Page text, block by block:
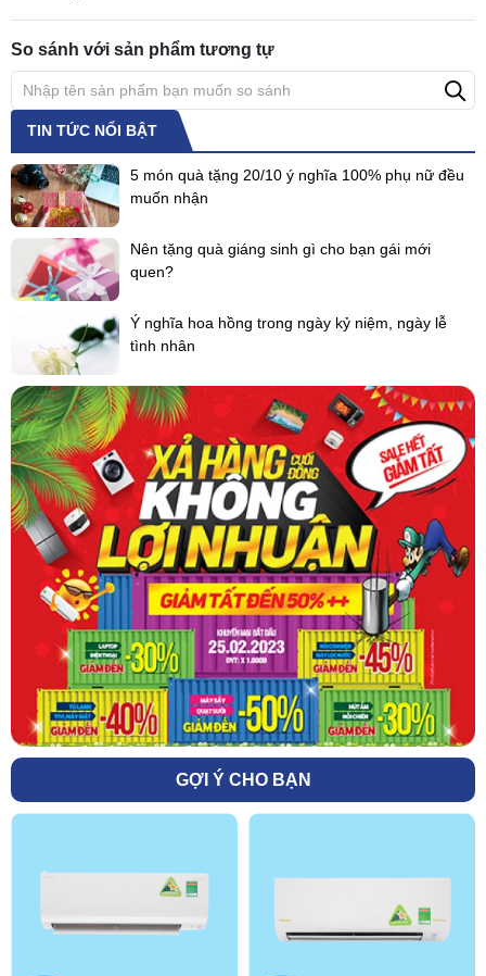
So sánh với sản phẩm tương tự
TIN TỨC NỔI BẬT
5 món quà tặng 20/10 ý nghĩa 100% phụ nữ đều
muốn nhận
Nên tặng quà giáng sinh gì cho bạn gái mới
quen?
Ý nghĩa hoa hồng trong ngày kỷ niệm, ngày lễ
tình nhân
GỢI Ý CHO BẠN